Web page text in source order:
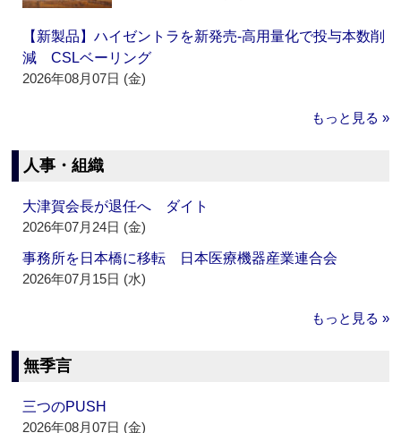
【新製品】ハイゼントラを新発売‐高用量化で投与本数削
減 CSLベーリング
2026年08月07日 (金)
もっと見る »
人事・組織
大津賀会長が退任へ ダイト
2026年07月24日 (金)
事務所を日本橋に移転 日本医療機器産業連合会
2026年07月15日 (水)
もっと見る »
無季言
三つのPUSH
2026年08月07日 (金)